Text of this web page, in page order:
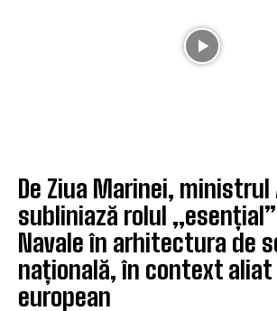
De Ziua Marinei, ministrul
subliniază rolul
Navale în arhitectura de
națională, în context aliat
european